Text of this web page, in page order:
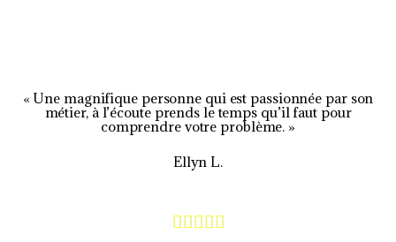
u
« Une magnifique personne qui est passionnée par son
métier, à l’écoute prends le temps qu’il faut pour
comprendre votre problème. »
Ellyn L.
    N